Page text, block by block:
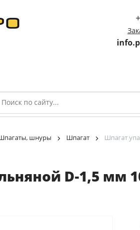
шнуры Шпагат Шпагат
D-1,5 мм